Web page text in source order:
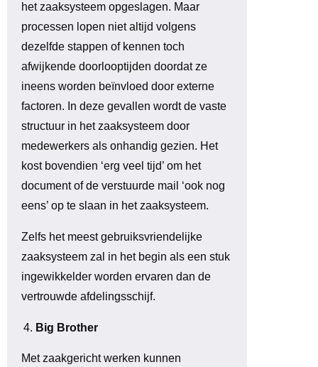
het zaaksysteem opgeslagen. Maar
processen lopen niet altijd volgens
dezelfde stappen of kennen toch
afwijkende doorlooptijden doordat ze
ineens worden beïnvloed door externe
factoren. In deze gevallen wordt de vaste
structuur in het zaaksysteem door
medewerkers als onhandig gezien. Het
kost bovendien ‘erg veel tijd’ om het
document of de verstuurde mail ‘ook nog
eens’ op te slaan in het zaaksysteem.
Zelfs het meest gebruiksvriendelijke
zaaksysteem zal in het begin als een stuk
ingewikkelder worden ervaren dan de
vertrouwde afdelingsschijf.
Big Brother
Met zaakgericht werken kunnen